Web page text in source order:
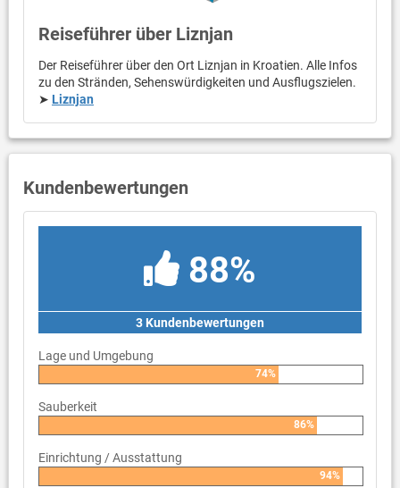
Reiseführer über Liznjan
Der Reiseführer über den Ort Liznjan in Kroatien. Alle Infos
zu den Stränden, Sehenswürdigkeiten und Ausflugszielen.
➤ Liznjan
Kundenbewertungen
88%
3 Kundenbewertungen
Lage und Umgebung
74%
Sauberkeit
86%
Einrichtung / Ausstattung
94%